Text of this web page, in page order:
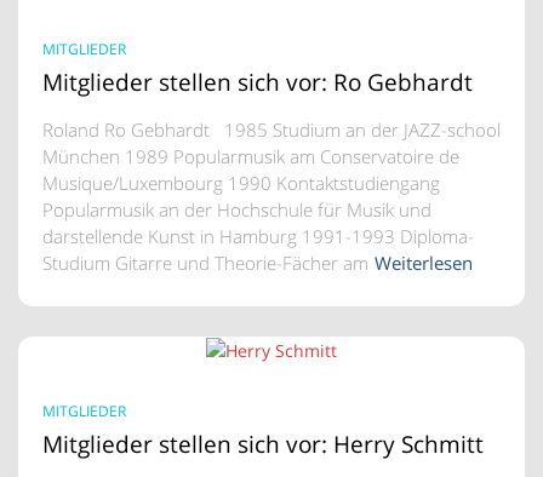
MITGLIEDER
Mitglieder stellen sich vor: Ro Gebhardt
Roland Ro Gebhardt 1985 Studium an der JAZZ-school
München 1989 Popularmusik am Conservatoire de
Musique/Luxembourg 1990 Kontaktstudiengang
Popularmusik an der Hochschule für Musik und
darstellende Kunst in Hamburg 1991-1993 Diploma-
Studium Gitarre und Theorie-Fächer am Weiterlesen
MITGLIEDER
Mitglieder stellen sich vor: Herry Schmitt